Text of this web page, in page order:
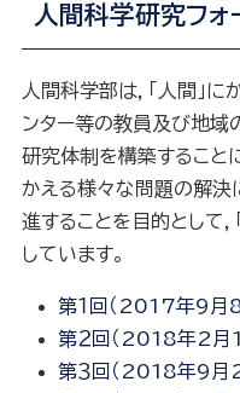
人間科学研究フォ
人間科学部は，「人間」
ンター等の教員及び地域
研究体制を構築すること
かえる様々な問題の解
進することを目的として
しています。
第１回（2017年9月8
第２回（2018年2月
第３回（2018年9月